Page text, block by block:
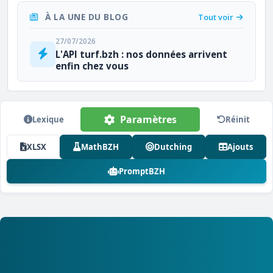
À LA UNE DU BLOG Tout voir
27/07/2026
L'API turf.bzh : nos données arrivent
enfin chez vous
Lexique Paramètres Réinit
XLSX MathBZH Dutching Ajouts
PromptBZH